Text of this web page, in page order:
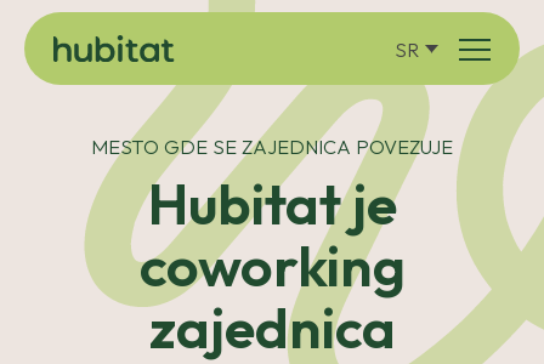
SR
MESTO GDE SE ZAJEDNICA POVEZUJE
Hubitat je
coworking
zajednica